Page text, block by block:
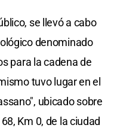
se llevó a cabo
denominado
para la cadena de
tuvo lugar en el
ubicado sobre
Km 0, de la ciudad